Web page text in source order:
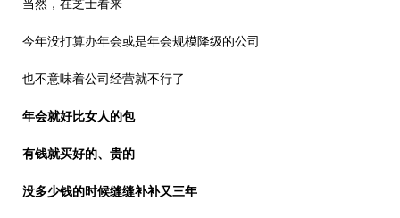
今年没打算办年会或是年会规模降级的公司
也不意味着公司经营就不行了
年会就好比女人的包
有钱就买好的、贵的
没多少钱的时候缝缝补补又三年